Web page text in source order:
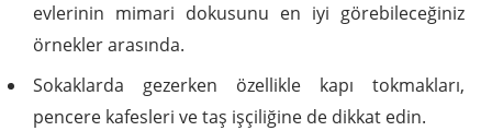
evlerinin mimari dokusunu en iyi görebileceğiniz
örnekler arasında.
Sokaklarda gezerken özellikle kapı tokmakları,
pencere kafesleri ve taş işçiliğine de dikkat edin.